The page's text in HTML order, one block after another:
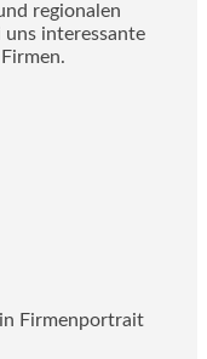
regionalen
uns interessante
Firmenportrait